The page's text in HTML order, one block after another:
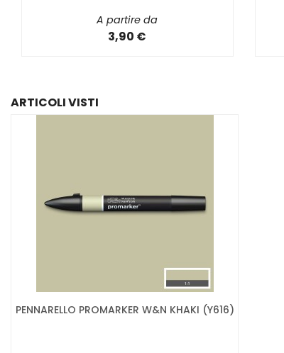
A partire da
3,90 €
ARTICOLI VISTI
PENNARELLO PROMARKER W&N KHAKI (Y616)